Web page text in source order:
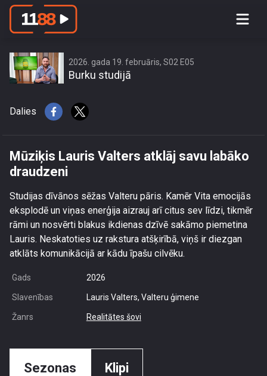
Mūziķis Lauris Valters atklāj savu
2026. gada 19. februāris, S02 E05
Burku studijā
Dalies
Mūziķis Lauris Valters atklāj savu labāko
draudzeni
Studijas dīvānos sēžas Valteru pāris. Kamēr Vita emocijās
eksplodē un viņas enerģija aizrauj arī citus sev līdzi, tikmēr
rāmi un nosvērti blakus ikdienas dzīvē sakāmo piemetina
Lauris. Neskatoties uz rakstura atšķirībā, viņš ir diezgan
atklāts komunikācijā ar kādu īpašu cilvēku.
Gads 2026
Slavenības Lauris Valters, Valteru ģimene
Žanrs Realitātes šovi
Sezonas Klipi